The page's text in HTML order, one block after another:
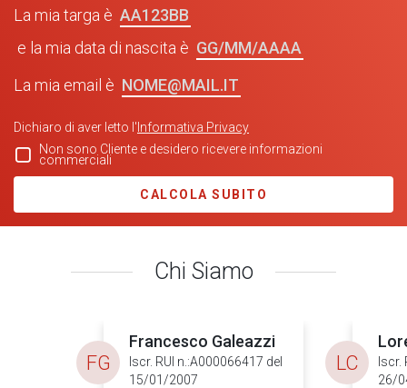
La mia targa è
AA123BB
e la mia data di nascita è
GG/MM/AAAA
La mia email è NOME@MAIL.IT
Dichiaro di aver letto l' Informativa Privacy
Non sono Cliente e desidero ricevere informazioni
commerciali
CALCOLA SUBITO
Chi Siamo
Francesco Galeazzi
Iscr. RUI n.:A000066417 del
15/01/2007
FG
Iscr.
26/
LC